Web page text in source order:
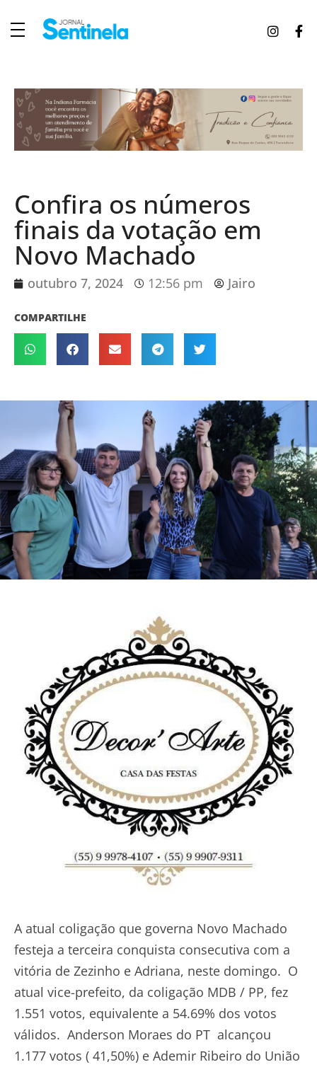
Confira os números
finais da votação em
Novo Machado
outubro 7, 2024 12:56 pm Jairo
COMPARTILHE
A atual coligação que governa Novo Machado
festeja a terceira conquista consecutiva com a
vitória de Zezinho e Adriana, neste domingo. O
atual vice-prefeito, da coligação MDB / PP, fez
1.551 votos, equivalente a 54.69% dos votos
válidos. Anderson Moraes do PT alcançou
1.177 votos ( 41,50%) e Ademir Ribeiro do União